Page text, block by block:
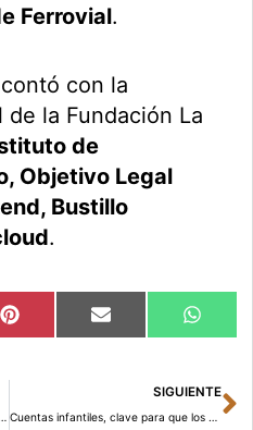
Ferrovial.
con la
la Fundación La
de
Objetivo Legal
Bustillo
.
Compartir
en
Pinterest Compartir
en
Email
en
Descuento de pagarés, una herramienta de financiación para empresas de gran utilidad
SIGUIENTE
Cuentas infantiles, clave para que los hijos sepan gestionar su dinero